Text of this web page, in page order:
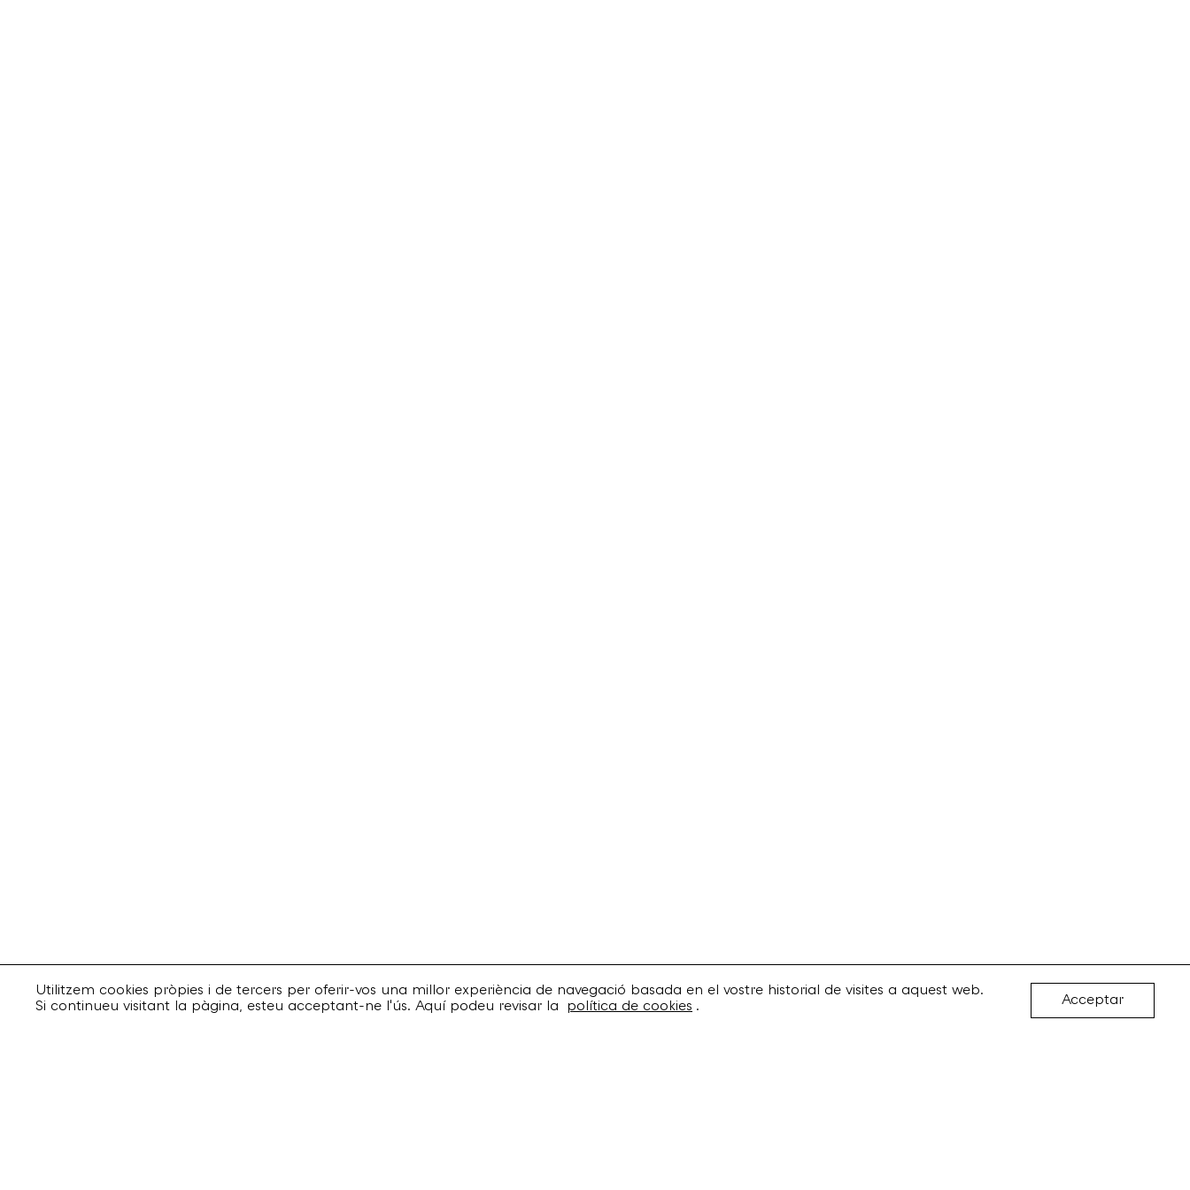
Utilitzem cookies pròpies i de tercers per oferir-vos una millor experiència de navegació basada en el vostre historial de visites a aquest web.
Si continueu visitant la pàgina, esteu acceptant-ne l'ús. Aquí podeu revisar la
política de cookies . Acceptar